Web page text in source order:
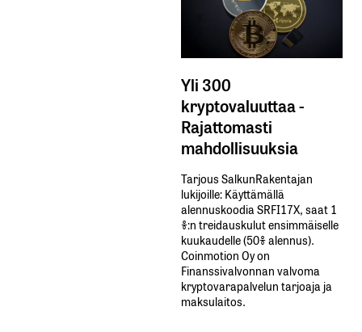
Yli 300
kryptovaluuttaa -
Rajattomasti
mahdollisuuksia
Tarjous SalkunRakentajan
lukijoille: Käyttämällä​ ​
alennuskoodia​ ​SRFI17X,​ ​saat​ ​1
%:n treidauskulut​ ​ensimmäiselle​ ​
kuukaudelle​ ​(50%​ ​alennus).
Coinmotion Oy on
Finanssivalvonnan valvoma
kryptovarapalvelun tarjoaja ja
maksulaitos.